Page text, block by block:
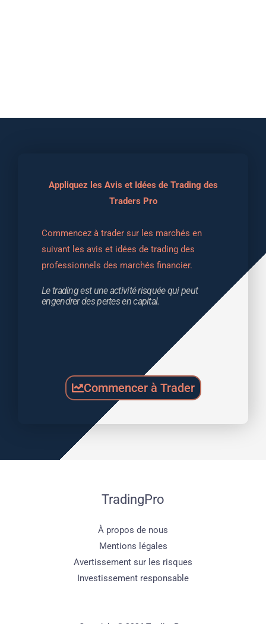
Appliquez les Avis et Idées de Trading des
Traders Pro
Commencez à trader sur les marchés en
suivant les avis et idées de trading des
professionnels des marchés financier.
Le trading est une activité risquée qui peut
engendrer des pertes en capital.
Commencer à Trader
TradingPro
À propos de nous
Mentions légales
Avertissement sur les risques
Investissement responsable